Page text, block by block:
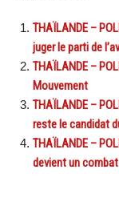
THAÏLANDE –
juger le parti de
THAÏLANDE –
Mouvement
THAÏLANDE –
reste le candidat
THAÏLANDE –
devient un